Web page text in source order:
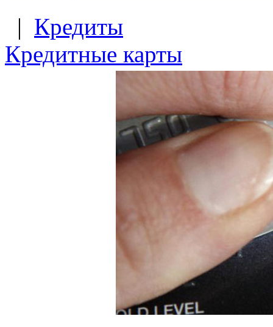
| Кредиты
Кредитные карты